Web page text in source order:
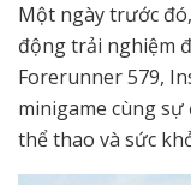
Một ngày trước
động trải nghiệm
Forerunner 579,
minigame cùng
thể thao và sức